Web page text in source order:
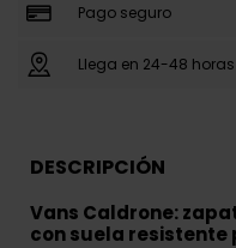
Pago seguro
Llega en 24-48 horas
DESCRIPCIÓN
Vans Caldrone:
con suela resistente